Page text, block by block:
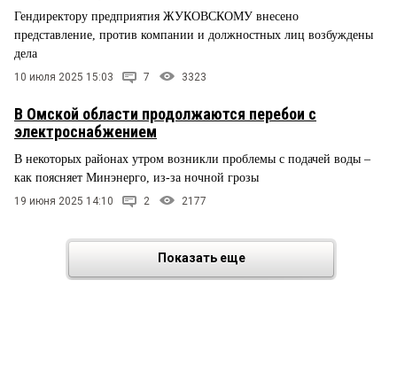
Гендиректору предприятия ЖУКОВСКОМУ внесено
представление, против компании и должностных лиц возбуждены
дела
10 июля 2025 15:03 7 3323
В Омской области продолжаются перебои с
электроснабжением
В некоторых районах утром возникли проблемы с подачей воды –
как поясняет Минэнерго, из-за ночной грозы
19 июня 2025 14:10 2 2177
Показать еще